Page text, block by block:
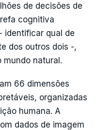
de decisões de
cognitiva
identificar qual de
dos outros dois -,
mundo natural.
66 dimensões
organizadas
humana. A
dados de imagem